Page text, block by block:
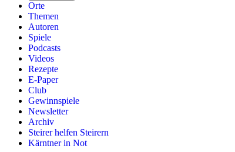
Orte
Themen
Autoren
Spiele
Podcasts
Videos
Rezepte
E-Paper
Club
Gewinnspiele
Newsletter
Archiv
Steirer helfen Steirern
Kärntner in Not